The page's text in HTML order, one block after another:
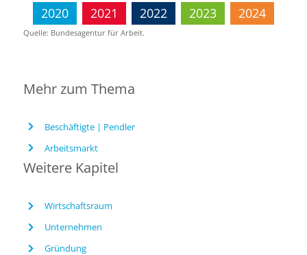
2020 2021 2022 2023 2024
Quelle: Bundesagentur für Arbeit.
Mehr zum Thema
Beschäftigte | Pendler
Arbeitsmarkt
Weitere Kapitel
Wirtschaftsraum
Unternehmen
Gründung